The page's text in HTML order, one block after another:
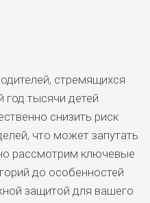
стремящихся
тысячи детей
снизить риск
что может запутать
рассмотрим ключевые
до особенностей
защитой для вашего